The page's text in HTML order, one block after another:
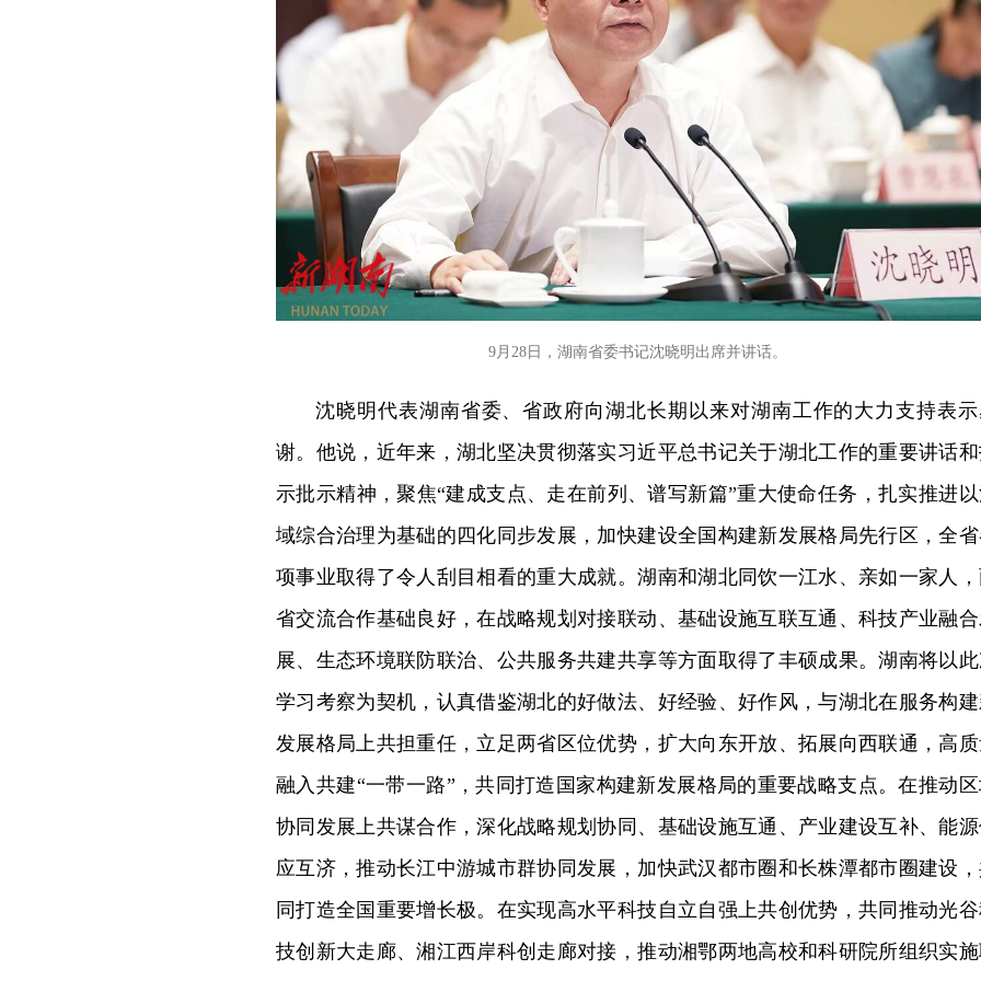
9月28日，湖南省委书记沈晓明出席并讲话。
沈晓明代表湖南省委、省政府向湖北长期以来对湖南工作的大力支持表
谢。他说，近年来，湖北坚决贯彻落实习近平总书记关于湖北工作的重要讲话
示批示精神，聚焦“建成支点、走在前列、谱写新篇”重大使命任务，扎实推进
域综合治理为基础的四化同步发展，加快建设全国构建新发展格局先行区，全
项事业取得了令人刮目相看的重大成就。湖南和湖北同饮一江水、亲如一家人
省交流合作基础良好，在战略规划对接联动、基础设施互联互通、科技产业融
展、生态环境联防联治、公共服务共建共享等方面取得了丰硕成果。湖南将以
学习考察为契机，认真借鉴湖北的好做法、好经验、好作风，与湖北在服务构
发展格局上共担重任，立足两省区位优势，扩大向东开放、拓展向西联通，高
融入共建“一带一路”，共同打造国家构建新发展格局的重要战略支点。在推动
协同发展上共谋合作，深化战略规划协同、基础设施互通、产业建设互补、能
应互济，推动长江中游城市群协同发展，加快武汉都市圈和长株潭都市圈建设
同打造全国重要增长极。在实现高水平科技自立自强上共创优势，共同推动光
技创新大走廊、湘江西岸科创走廊对接，推动湘鄂两地高校和科研院所组织实